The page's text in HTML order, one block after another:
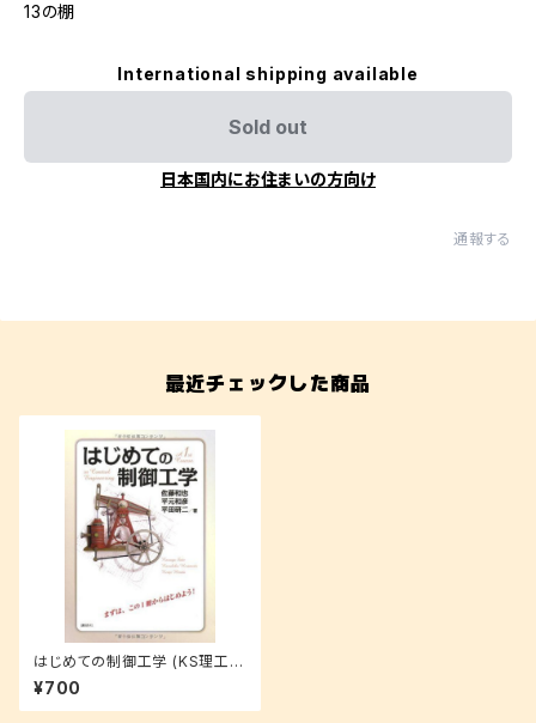
13の棚
International shipping available
Sold out
日本国内にお住まいの方向け
通報する
最近チェックした商品
はじめての制御工学 (KS理工学
専門書)
¥700